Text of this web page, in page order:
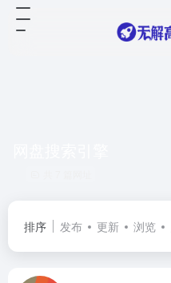
排序 发布 更新 浏览